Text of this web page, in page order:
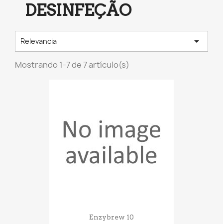
DESINFEÇÃO
Relevancia 
Mostrando 1-7 de 7 artículo(s)
Enzybrew 10